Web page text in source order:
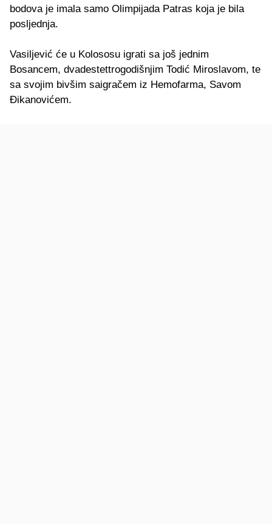
bodova je imala samo Olimpijada Patras koja je bila
posljednja.
Vasiljević će u Kolososu igrati sa još jednim
Bosancem, dvadestettrogodišnjim Todić Miroslavom, te
sa svojim bivšim saigračem iz Hemofarma, Savom
Đikanovićem.